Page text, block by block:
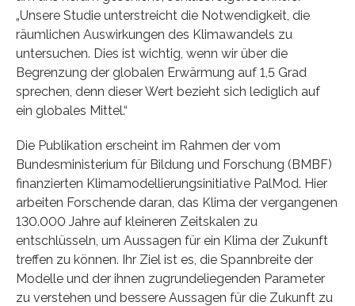
„Unsere Studie unterstreicht die Notwendigkeit, die
räumlichen Auswirkungen des Klimawandels zu
untersuchen. Dies ist wichtig, wenn wir über die
Begrenzung der globalen Erwärmung auf 1,5 Grad
sprechen, denn dieser Wert bezieht sich lediglich auf
ein globales Mittel.“
Die Publikation erscheint im Rahmen der vom
Bundesministerium für Bildung und Forschung (BMBF)
finanzierten Klimamodellierungsinitiative PalMod. Hier
arbeiten Forschende daran, das Klima der vergangenen
130.000 Jahre auf kleineren Zeitskalen zu
entschlüsseln, um Aussagen für ein Klima der Zukunft
treffen zu können. Ihr Ziel ist es, die Spannbreite der
Modelle und der ihnen zugrundeliegenden Parameter
zu verstehen und bessere Aussagen für die Zukunft zu